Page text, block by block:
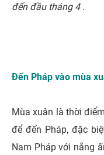
đến đầu tháng 4 .
Đến Pháp vào mùa
Mùa xuân là thời
để đến Pháp, đặc
Nam Pháp với nắng